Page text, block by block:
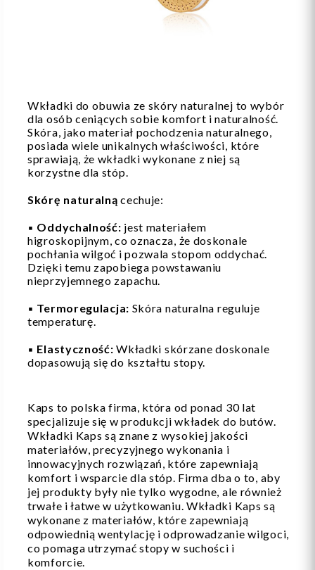
Wkładki do obuwia ze skóry naturalnej to wybór
dla osób ceniących sobie komfort i naturalność.
Skóra, jako materiał pochodzenia naturalnego,
posiada wiele unikalnych właściwości, które
sprawiają, że wkładki wykonane z niej są
korzystne dla stóp.
Skórę naturalną cechuje:
▪️ Oddychalność: jest materiałem
higroskopijnym, co oznacza, że doskonale
pochłania wilgoć i pozwala stopom oddychać.
Dzięki temu zapobiega powstawaniu
nieprzyjemnego zapachu.
▪️ Termoregulacja: Skóra naturalna reguluje
temperaturę.
▪️ Elastyczność:Wkładki skórzane doskonale
dopasowują się do kształtu stopy.
Kaps to polska firma, która od ponad 30 lat
specjalizuje się w produkcji wkładek do butów.
Wkładki Kaps są znane z wysokiej jakości
materiałów, precyzyjnego wykonania i
innowacyjnych rozwiązań, które zapewniają
komfort i wsparcie dla stóp. Firma dba o to, aby
jej produkty były nie tylko wygodne, ale również
trwałe i łatwe w użytkowaniu. Wkładki Kaps są
wykonane z materiałów, które zapewniają
odpowiednią wentylację i odprowadzanie wilgoci,
co pomaga utrzymać stopy w suchości i
komforcie.